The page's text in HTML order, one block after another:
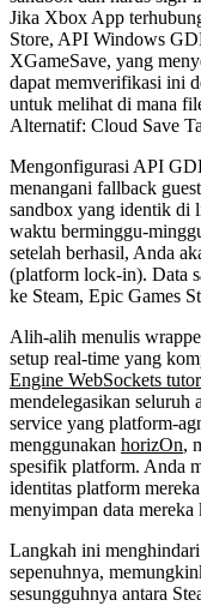
Jika Xbox App
Store, API Windows
XGameSave, yang
dapat memverifikasi ini
untuk melihat di mana
Alternatif: Cloud Save
Mengonfigurasi API
menangani fallback
sandbox yang identik di
waktu berminggu-
setelah berhasil, Anda
(platform lock-in). Data
ke Steam, Epic Games
Alih-alih menulis
setup real-time yang
Engine WebSockets
mendelegasikan seluruh
service yang platform-
menggunakan horizOn,
spesifik platform. Anda
identitas platform
menyimpan data mereka
Langkah ini
sepenuhnya,
sesungguhnya antara